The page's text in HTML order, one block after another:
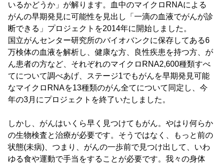
いるかどうか」が解ります。血中のマイクロRNAによる
がんの早期発見に可能性を見出し「一滴の血液でがんが診
断できる」プロジェクトを2014年に開始しました。
国立がんセンター研究所のバイオバンクに保存してある6
万検体の血液を解析し、健康な方、良性疾患を持つ方、が
ん患者の方など、それぞれのマイクロRNA2,600種類すべ
てについて調べあげ、ステージ1でもがんを早期発見可能
なマイクロRNAを13種類のがん全てについて同定し、今
年の3月にプロジェクトを終了いたしました。
しかし、がんはいくら早く見つけてもがん。やはり何らか
の生物検査と治療が必要です。そうではなく、もっと前の
状態(未病)、つまり、がんの一歩前で見つけ出して、いわ
ゆる食や運動で手当をすることが必要です。我々の身体